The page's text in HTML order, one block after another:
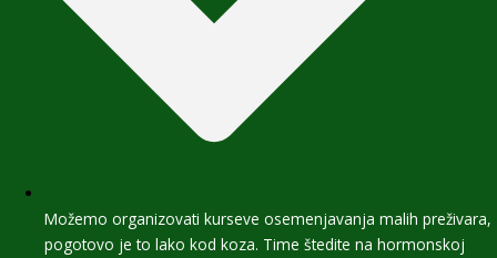
Možemo organizovati kurseve osemenjavanja malih preživara,
pogotovo je to lako kod koza. Time štedite na hormonskoj